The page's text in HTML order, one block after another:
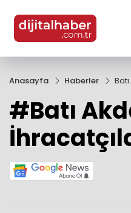
Anasayfa Haberler
Batı
#Batı